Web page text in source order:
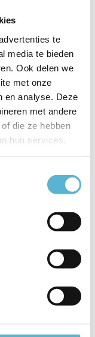
te
media te bieden
Ook delen we
met onze
en analyse. Deze
met andere
die ze hebben
hun services.
HUE Lichtbron
GU10 400...
€34,95